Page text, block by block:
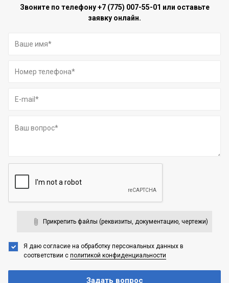
Звоните по телефону+7 (775) 007-55-01 или оставьте
заявку онлайн.
Прикрепить файлы (реквизиты, документацию, чертежи)
Я даю согласие на обработку персональных данных в
соответствии с политикой конфиденциальности